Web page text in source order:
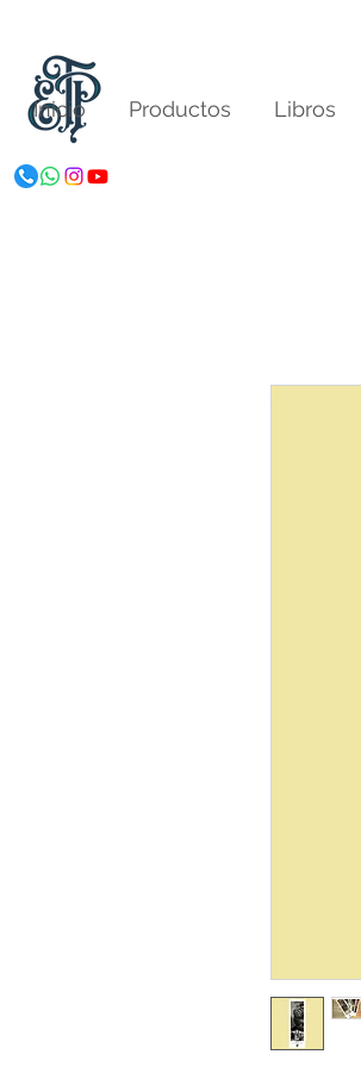
Inicio Productos Libros